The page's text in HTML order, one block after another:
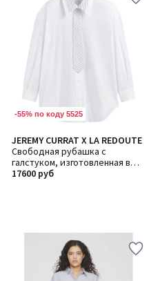
-55% по коду 5525
JEREMY CURRAT X LA REDOUTE
Свободная рубашка с
галстуком, изготовленная в
Европе
17600 руб